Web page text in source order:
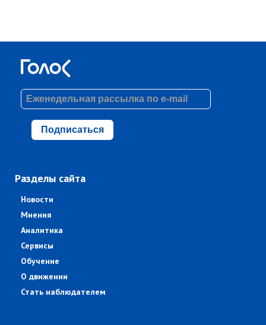
Подписаться
Разделы сайта
Новости
Мнения
Аналитика
Сервисы
Обучение
О движении
Стать наблюдателем